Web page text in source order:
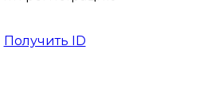
Получить ID